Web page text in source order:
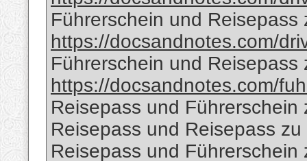
Führerschein und
https://docsandnotes.com/
Führerschein und
https://docsandnotes.com/
Reisepass und
Reisepass und Reisepass
Reisepass und